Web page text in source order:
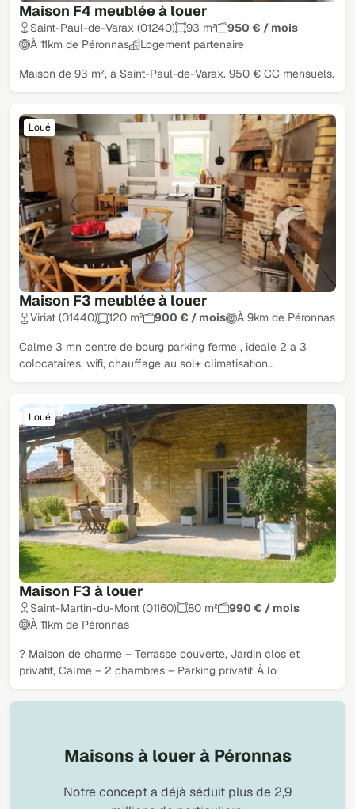
Maison F4 meublée à louer
Saint-Paul-de-Varax (01240) 93 m²
950 € / mois
À 11km de Péronnas
Logement partenaire
Maison de 93 m², à Saint-Paul-de-Varax. 950 € CC mensuels.
Maison F3 meublée à louer
Loué
Viriat (01440) 120 m² 900 € / mois À 9km de Péronnas
Calme 3 mn centre de bourg parking ferme , ideale 2 a 3
colocataires, wifi, chauffage au sol+ climatisation…
Maison F3 à louer
Loué
Saint-Martin-du-Mont (01160) 80 m²
990 € / mois
À 11km de Péronnas
? Maison de charme – Terrasse couverte, Jardin clos et
privatif, Calme – 2 chambres – Parking privatif À lo
Maisons à louer à Péronnas
Notre concept a déjà séduit plus de 2,9